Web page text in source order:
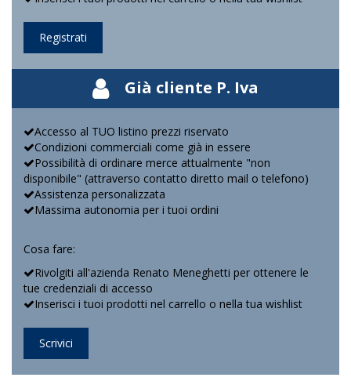
Registrati
Già cliente P. Iva
Accesso al TUO listino prezzi riservato
Condizioni commerciali come già in essere
Possibilità di ordinare merce attualmente "non
disponibile" (attraverso contatto diretto mail o telefono)
Assistenza personalizzata
Massima autonomia per i tuoi ordini
Cosa fare:
Rivolgiti all'azienda Renato Meneghetti per ottenere le
tue credenziali di accesso
Inserisci i tuoi prodotti nel carrello o nella tua wishlist
Scrivici